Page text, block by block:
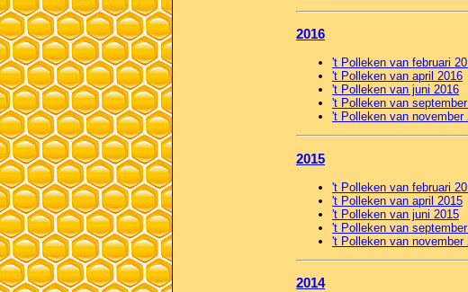
2016
't Polleken van februari
't Polleken van april 2016
't Polleken van juni 2016
't Polleken van
't Polleken van november
2015
't Polleken van februari
't Polleken van april 2015
't Polleken van juni 2015
't Polleken van
't Polleken van november
2014